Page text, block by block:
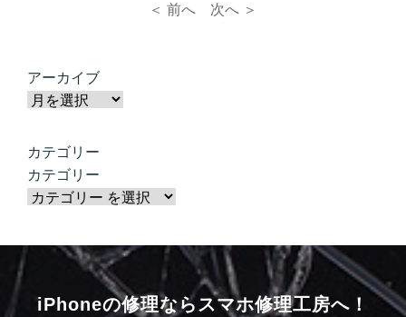
＜ 前へ 次へ ＞
アーカイブ
カテゴリー
カテゴリー
iPhoneの修理ならスマホ修理工房へ！